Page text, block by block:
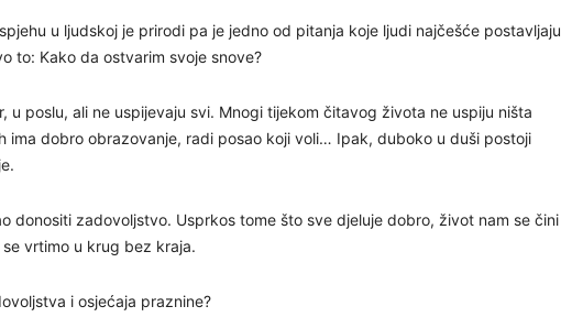
u ljudskoj je prirodi pa je jedno od pitanja koje ljudi najčešće postavljaju
to: Kako da ostvarim svoje snove?
u poslu, ali ne uspijevaju svi. Mnogi tijekom čitavog života ne uspiju ništa
ima dobro obrazovanje, radi posao koji voli… Ipak, duboko u duši postoji
donositi zadovoljstvo. Usprkos tome što sve djeluje dobro, život nam se čini
vrtimo u krug bez kraja.
i osjećaja praznine?